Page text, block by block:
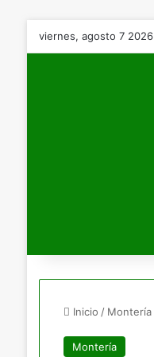
viernes, agosto 7 2026
Inicio / Montería
Montería